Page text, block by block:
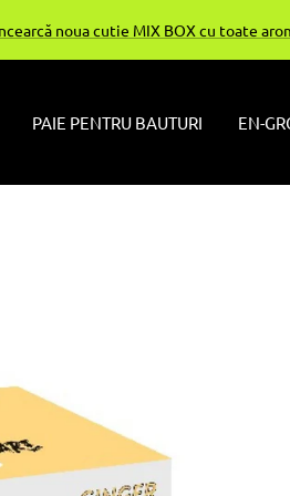
noua cutie MIX BOX cu toate
PAIE PENTRU BAUTURI EN-